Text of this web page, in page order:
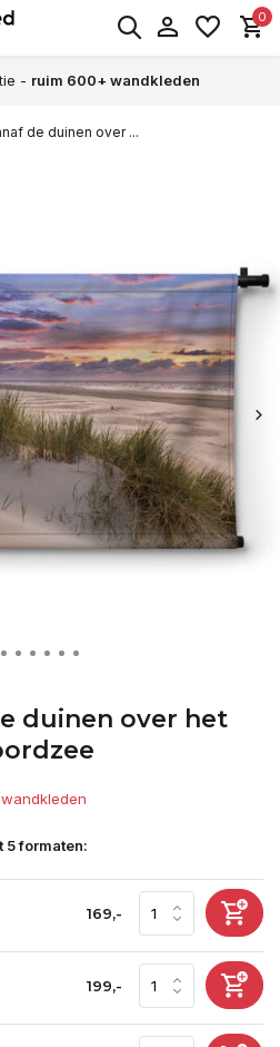
0
- ruim 600+ wandkleden
de duinen over ...
duinen over het
5 formaten:
169,-
199,-